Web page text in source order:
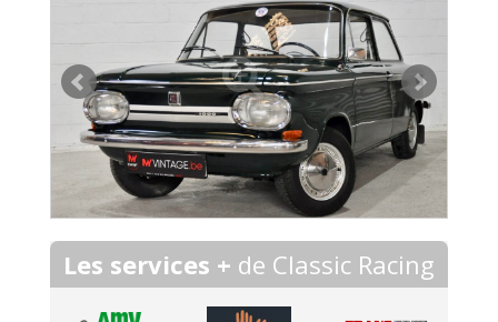
Les services + de Classic Racing